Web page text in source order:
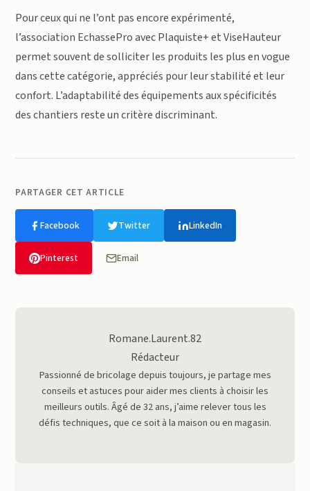
Pour ceux qui ne l’ont pas encore expérimenté,
l’association EchassePro avec Plaquiste+ et ViseHauteur
permet souvent de solliciter les produits les plus en vogue
dans cette catégorie, appréciés pour leur stabilité et leur
confort. L’adaptabilité des équipements aux spécificités
des chantiers reste un critère discriminant.
PARTAGER CET ARTICLE
Facebook Twitter LinkedIn
Pinterest Email
Romane.Laurent.82
Rédacteur
Passionné de bricolage depuis toujours, je partage mes
conseils et astuces pour aider mes clients à choisir les
meilleurs outils. Âgé de 32 ans, j’aime relever tous les
défis techniques, que ce soit à la maison ou en magasin.